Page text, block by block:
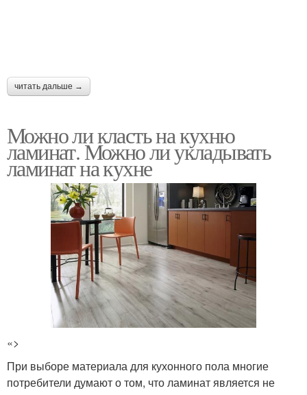
читать дальше →
Можно ли класть на кухню
ламинат. Можно ли укладывать
ламинат на кухне
«>
При выборе материала для кухонного пола многие
потребители думают о том, что ламинат является не